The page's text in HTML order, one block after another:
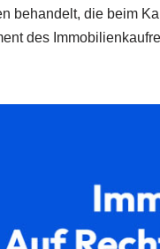
behandelt, die beim
des